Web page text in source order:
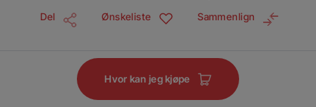
Del Ønskeliste Sammenlign
Hvor kan jeg kjøpe